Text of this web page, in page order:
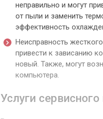
неправильно и могут
от пыли и заменить
эффективность
Неисправность
привести к зависанию
новый. Также, могут
компьютера.
Услуги